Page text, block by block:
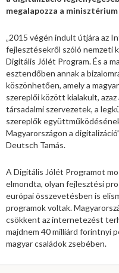
megalapozza a
„2015 végén indult útjára az
fejlesztésekről szóló nemzeti
Digitális Jólét Program. És a
esztendőben annak a
köszönhetően, amely a
szereplői között kialakult, azaz
társadalmi szervezetek, a
szereplők
Magyarországon a
Deutsch Tamás.
A Digitális Jólét Programot
elmondta, olyan fejlesztési
európai összevetésben is
programok voltak.
csökkent az internetezést
majdnem 40 milliárd forintnyi
magyar családok zsebében.